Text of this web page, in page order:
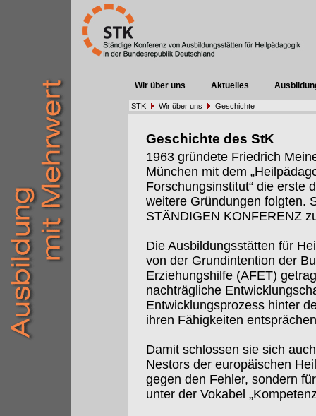
Wir über uns Aktuelles
STK Wir über uns Geschichte
Geschichte des StK
1963 gründete Friedrich
München mit dem
Forschungsinstitut“ die erste
weitere Gründungen folgten.
STÄNDIGEN KONFERENZ
Die Ausbildungsstätten für
von der Grundintention der
Erziehungshilfe (AFET)
nachträgliche
Entwicklungsprozess hinter
ihren Fähigkeiten
Damit schlossen sie sich
Nestors der europäischen
gegen den Fehler, sondern
unter der Vokabel